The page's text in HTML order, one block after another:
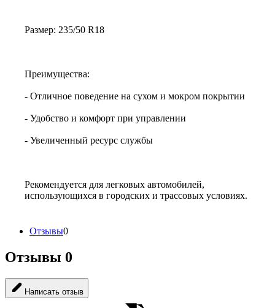
Размер: 235/50 R18
Преимущества:
- Отличное поведение на сухом и мокром покрытии
- Удобство и комфорт при управлении
- Увеличенный ресурс службы
Рекомендуется для легковых автомобилей,
использующихся в городских и трассовых условиях.
Отзывы0
Отзывы 0
Написать отзыв